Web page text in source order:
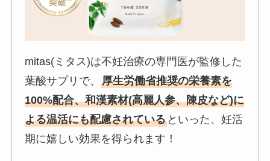
mitas(ミタス)は不妊治療の専門医が監修した
葉酸サプリで、厚生労働省推奨の栄養素を
100%配合、和漢素材(高麗人参、陳皮など)に
よる温活にも配慮されている といった、妊活
期に嬉しい効果を得られます！